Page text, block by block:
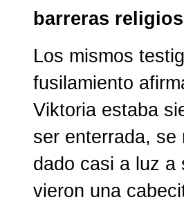
barreras
Los mismos
fusilamiento
Viktoria estaba
ser enterrada,
dado casi a luz a
vieron una